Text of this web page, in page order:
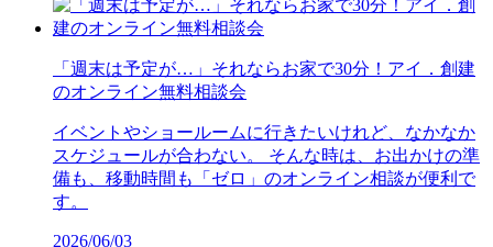
「週末は予定が…」それならお家で30分！アイ．創建
のオンライン無料相談会
イベントやショールームに行きたいけれど、なかなか
スケジュールが合わない。 そんな時は、お出かけの準
備も、移動時間も「ゼロ」のオンライン相談が便利で
す。
2026/06/03